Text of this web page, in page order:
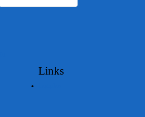
Links